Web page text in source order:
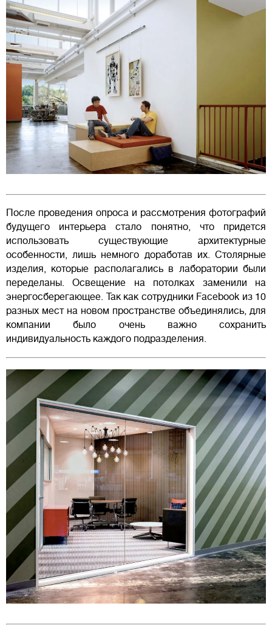
После проведения опроса и рассмотрения фотографий
будущего интерьера стало понятно, что придется
использовать существующие архитектурные
особенности, лишь немного доработав их. Столярные
изделия, которые располагались в лаборатории были
переделаны. Освещение на потолках заменили на
энергосберегающее. Так как сотрудники Facebook из 10
разных мест на новом пространстве объединялись, для
компании было очень важно сохранить
индивидуальность каждого подразделения.